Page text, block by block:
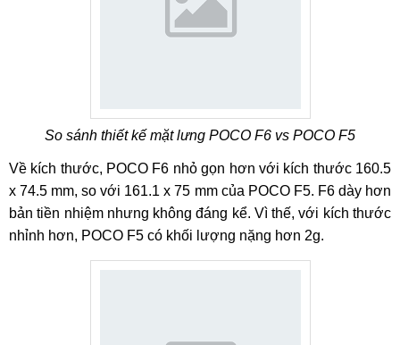
So sánh thiết kế mặt lưng POCO F6 vs POCO F5
Về kích thước, POCO F6 nhỏ gọn hơn với kích thước 160.5
x 74.5 mm, so với 161.1 x 75 mm của POCO F5. F6 dày hơn
bản tiền nhiệm nhưng không đáng kể. Vì thế, với kích thước
nhỉnh hơn, POCO F5 có khối lượng nặng hơn 2g.